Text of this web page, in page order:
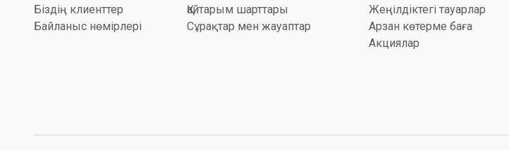
Біздің клиенттер
Байланыс нөмірлері
Қайтарым шарттары
Сұрақтар мен жауаптар
Жеңілдіктегі тауарлар
Арзан көтерме баға
Акциялар